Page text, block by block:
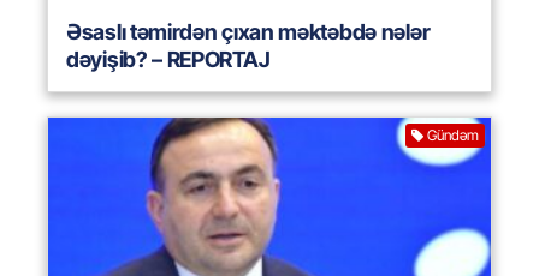
Əsaslı təmirdən çıxan məktəbdə nələr
dəyişib? – REPORTAJ
Gündəm